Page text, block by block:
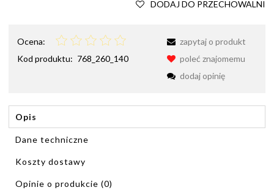
DODAJ DO PRZECHOWALNI
Ocena:
Kod produktu: 768_260_140
zapytaj o produkt
poleć znajomemu
dodaj opinię
Opis
Dane techniczne
Koszty dostawy
Cena nie zawiera ewentualnych kosztów płatności
Opinie o produkcie (0)